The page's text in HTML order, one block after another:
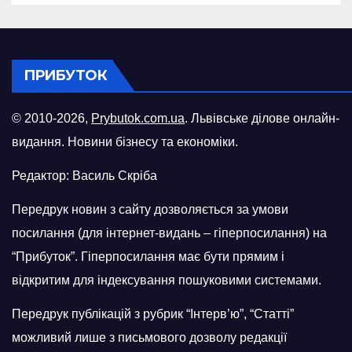
ПРИБУТОК
© 2010-2026, Prybutok.com.ua. Львівське ділове онлайн-
видання. Новини бізнесу та економіки.
Редактор: Василь Скріба
Передрук новин з сайту дозволяється за умови
посилання (для інтернет-видань – гіперпосилання) на
“Прибуток”. Гіперпосилання має бути прямим і
відкритим для індексування пошуковими системами.
Передрук публікацій з рубрик “Інтерв’ю”, “Статті”
можливий лише з письмового дозволу редакції